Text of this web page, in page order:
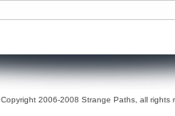
Copyright 2006-2008 Strange Paths, all rights